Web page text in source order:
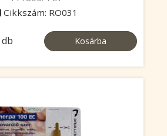
Cikkszám: RO031
db Kosárba